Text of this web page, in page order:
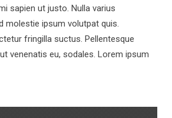
sapien ut justo. Nulla varius
molestie ipsum volutpat quis.
fringilla suctus. Pellentesque
venenatis eu, sodales. Lorem ipsum